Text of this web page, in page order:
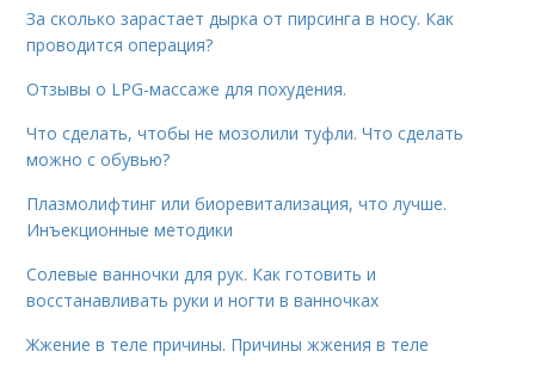
За сколько зарастает дырка от пирсинга в носу. Как
проводится операция?
Отзывы о LPG-массаже для похудения.
Что сделать, чтобы не мозолили туфли. Что сделать
можно с обувью?
Плазмолифтинг или биоревитализация, что лучше.
Инъекционные методики
Солевые ванночки для рук. Как готовить и
восстанавливать руки и ногти в ванночках
Жжение в теле причины. Причины жжения в теле